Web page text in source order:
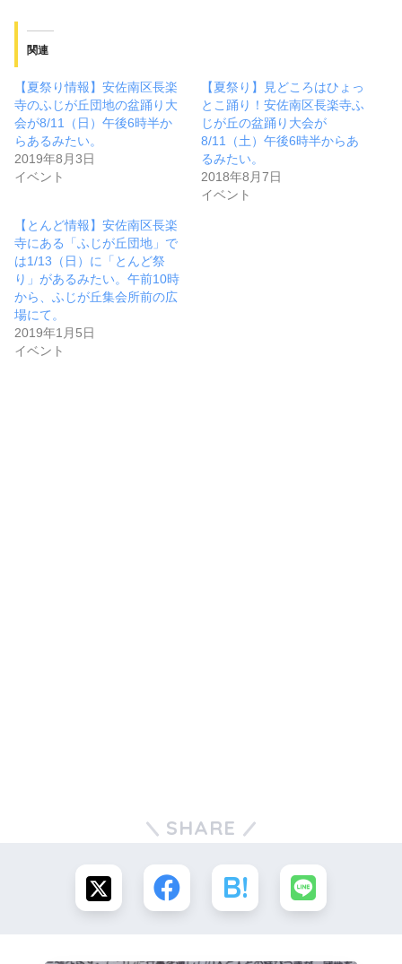
関連
【夏祭り情報】安佐南区長楽
寺のふじが丘団地の盆踊り大
会が8/11（日）午後6時半か
らあるみたい。
2019年8月3日
イベント
【夏祭り】見どころはひょっ
とこ踊り！安佐南区長楽寺ふ
じが丘の盆踊り大会が
8/11（土）午後6時半からあ
るみたい。
2018年8月7日
イベント
【とんど情報】安佐南区長楽
寺にある「ふじが丘団地」で
は1/13（日）に「とんど祭
り」があるみたい。午前10時
から、ふじが丘集会所前の広
場にて。
2019年1月5日
イベント
SHARE